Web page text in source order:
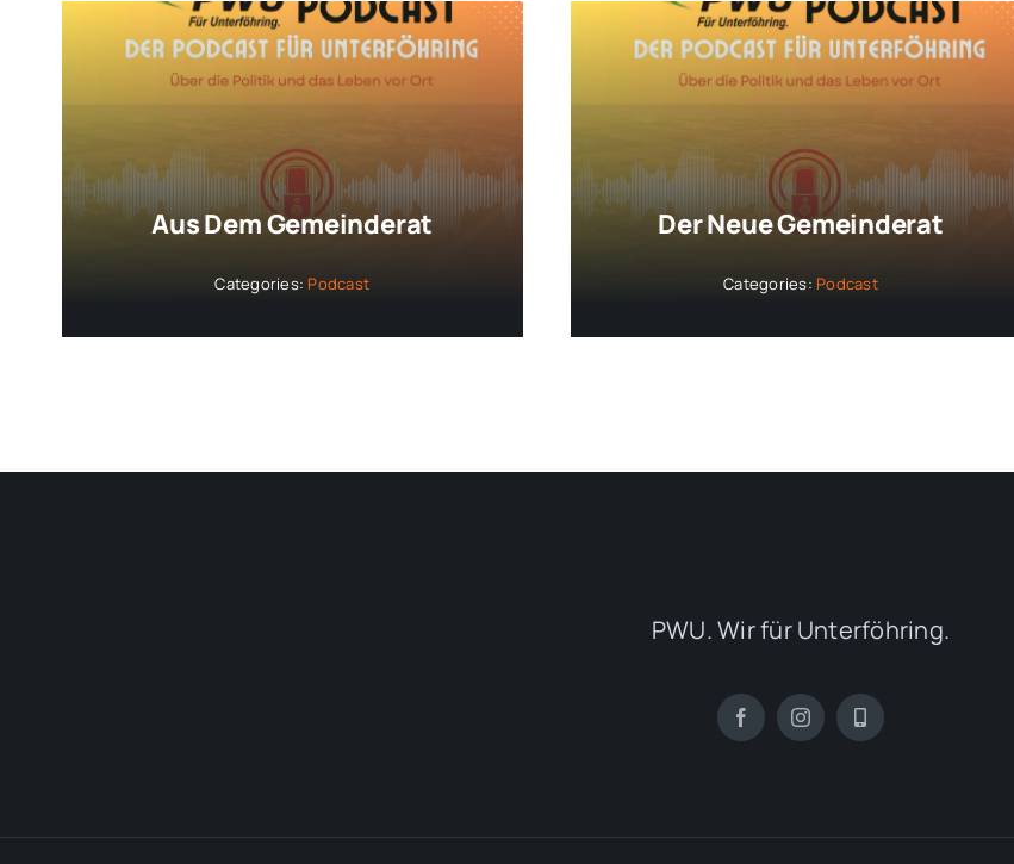
Aus Dem Gemeinderat
Categories: Podcast
Der Neue Gemeinderat
Categories: Podcast
PWU. Wir für Unterföhring.